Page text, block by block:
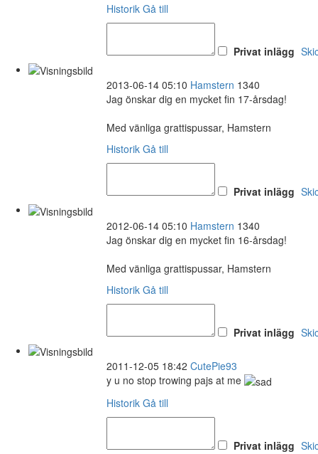
Historik Gå till
Privat inlägg
2013-06-14 05:10 Hamstern 1340
Jag önskar dig en mycket fin 17-årsdag!
Med vänliga grattispussar, Hamstern
Historik Gå till
Privat inlägg
2012-06-14 05:10 Hamstern 1340
Jag önskar dig en mycket fin 16-årsdag!
Med vänliga grattispussar, Hamstern
Historik Gå till
Privat inlägg
2011-12-05 18:42 CutePie93
y u no stop trowing pajs at me
Historik Gå till
Privat inlägg